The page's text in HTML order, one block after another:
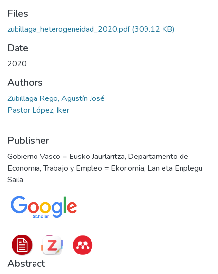
Files
zubillaga_heterogeneidad_2020.pdf(309.12 KB)
Date
2020
Authors
Zubillaga Rego, Agustín José
Pastor López, Iker
Publisher
Gobierno Vasco = Eusko Jaurlaritza, Departamento de
Economía, Trabajo y Empleo = Ekonomia, Lan eta Enplegu
Saila
Abstract